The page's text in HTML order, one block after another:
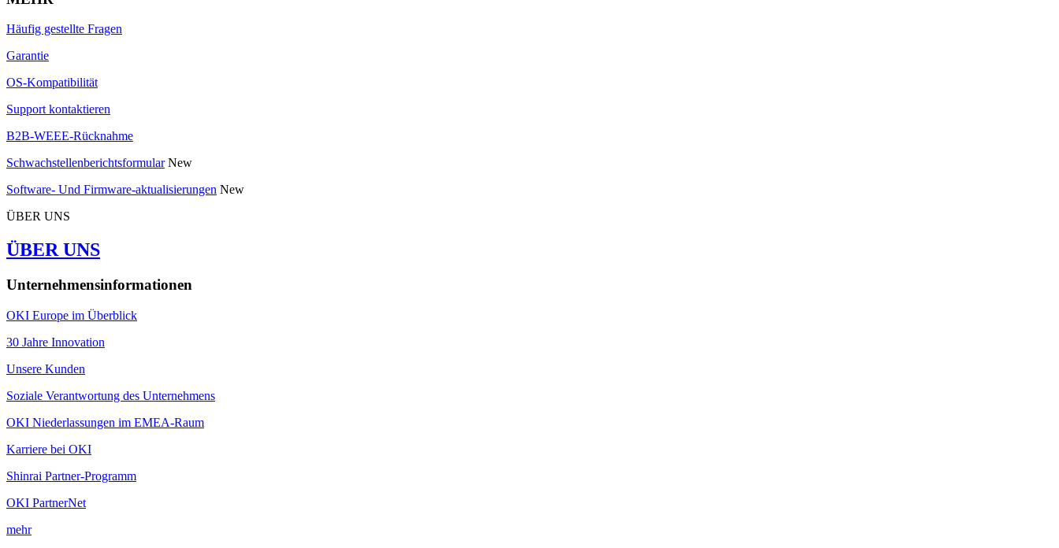
Häufig gestellte Fragen
Garantie
OS-Kompatibilität
Support kontaktieren
B2B-WEEE-Rücknahme
Schwachstellenberichtsformular New
Software- Und Firmware-aktualisierungen New
ÜBER UNS
ÜBER UNS
Unternehmensinformationen
OKI Europe im Überblick
30 Jahre Innovation
Unsere Kunden
Soziale Verantwortung des Unternehmens
OKI Niederlassungen im EMEA-Raum
Karriere bei OKI
Shinrai Partner-Programm
OKI PartnerNet
mehr